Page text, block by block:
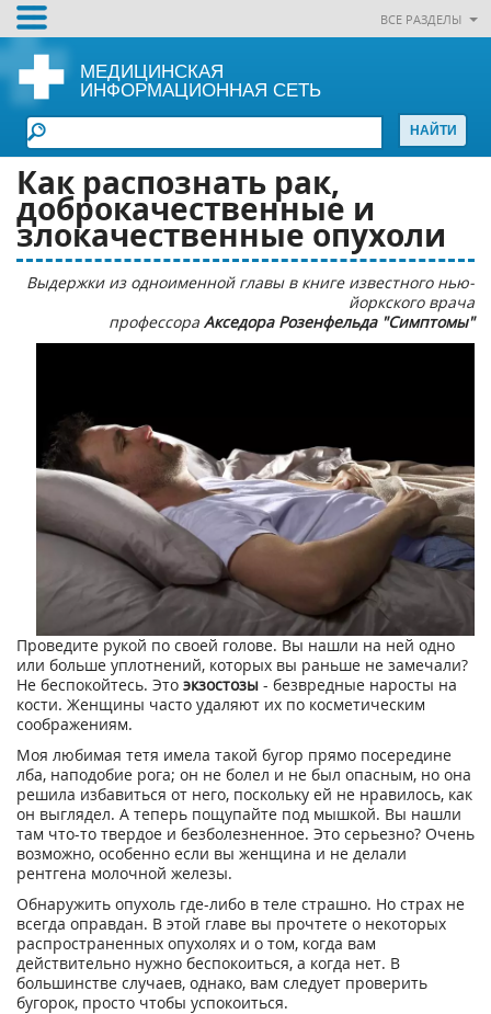
ВСЕ РАЗДЕЛЫ
МЕДИЦИНСКАЯ
ИНФОРМАЦИОННАЯ СЕТЬ
Как распознать рак,
доброкачественные и
злокачественные опухоли
Выдержки из одноименной главы в книге известного нью-
йоркского врача
профессора Акседора Розенфельда "Симптомы"
Проведите рукой по своей голове. Вы нашли на ней одно
или больше уплотнений, которых вы раньше не замечали?
Не беспокойтесь. Это экзостозы - безвредные наросты на
кости. Женщины часто удаляют их по косметическим
соображениям.
Моя любимая тетя имела такой бугор прямо посередине
лба, наподобие рога; он не болел и не был опасным, но она
решила избавиться от него, поскольку ей не нравилось, как
он выглядел. А теперь пощупайте под мышкой. Вы нашли
там что-то твердое и безболезненное. Это серьезно? Очень
возможно, особенно если вы женщина и не делали
рентгена молочной железы.
Обнаружить опухоль где-либо в теле страшно. Но страх не
всегда оправдан. В этой главе вы прочтете о некоторых
распространенных опухолях и о том, когда вам
действительно нужно беспокоиться, а когда нет. В
большинстве случаев, однако, вам следует проверить
бугорок, просто чтобы успокоиться.